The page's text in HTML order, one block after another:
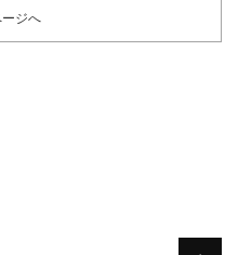
ージへ